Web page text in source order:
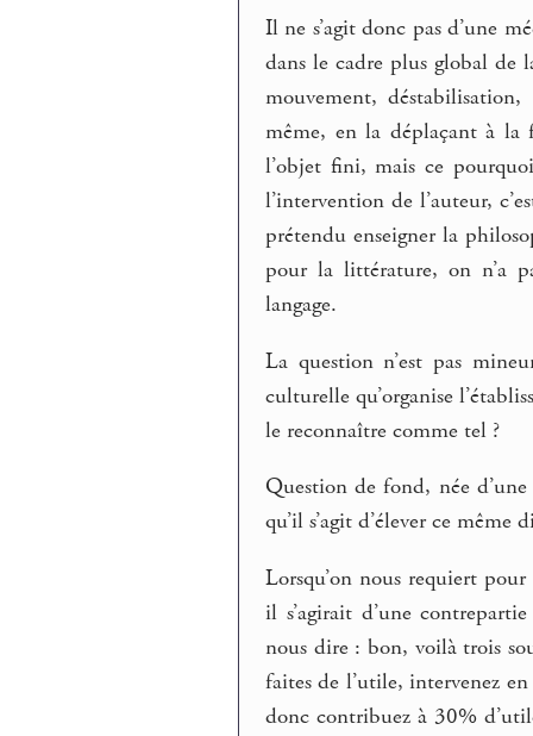
Il ne s’agit donc pas d’une
dans le cadre plus global de
mouvement,
même, en la déplaçant à la
l’objet fini, mais ce
l’intervention de l’auteur,
prétendu enseigner la
pour la littérature, on n’a
langage.
La question n’est pas
culturelle qu’organise
le reconnaître comme tel ?
Question de fond, née
qu’il s’agit d’élever ce
Lorsqu’on nous requiert
il s’agirait d’une
nous dire : bon, voilà trois
faites de l’utile, intervenez
donc contribuez à 30%